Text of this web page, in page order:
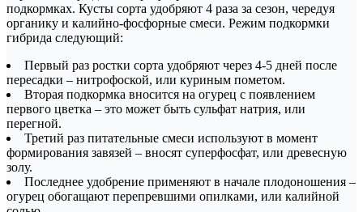
подкормках. Кусты сорта удобряют 4 раза за сезон, чередуя
органику и калийно-фосфорные смеси. Режим подкормки
гибрида следующий:
Первый раз ростки сорта удобряют через 4-5 дней после
пересадки – нитрофоской, или куриным пометом.
Вторая подкормка вносится на огурец с появлением
первого цветка – это может быть сульфат натрия, или
перегной.
Третий раз питательные смеси используют в момент
формирования завязей – вносят суперфосфат, или древесную
золу.
Последнее удобрение применяют в начале плодоношения –
огурец обогащают перепревшими опилками, или калийной